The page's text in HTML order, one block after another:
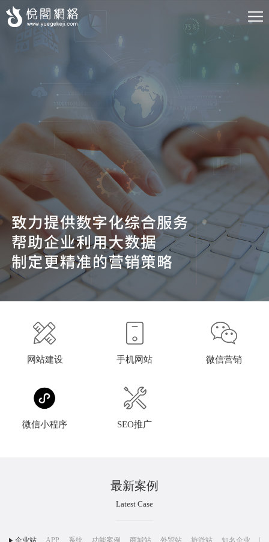
网站建设 手机网站 微信营销
微信小程序 SEO推广
最新案例
Latest Case
企业站 APP 系统 功能案例 商城站 外贸站 旅游站 知名企业 响